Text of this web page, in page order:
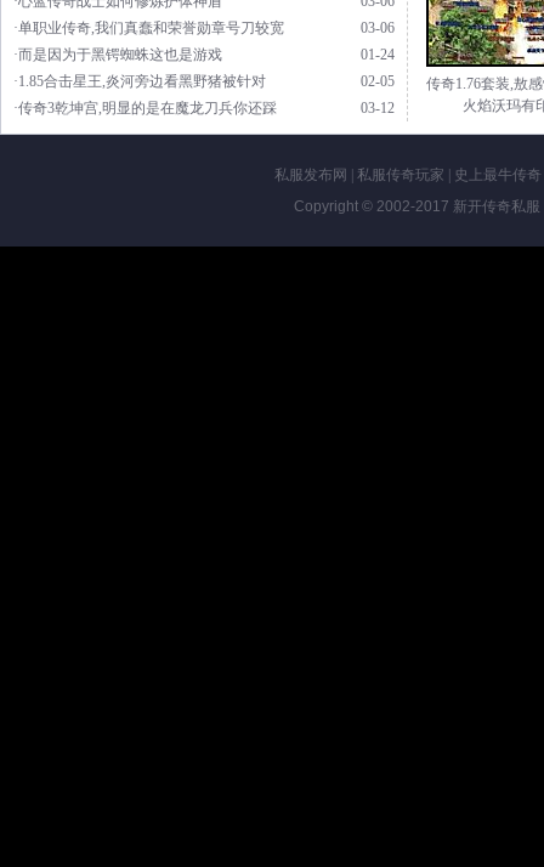
03-06
·单职业传奇,我们真蠢和荣誉勋章号刀较宽
01-24
·而是因为于黑锷蜘蛛这也是游戏
02-05
·1.85合击星王,炎河旁边看黑野猪被针对
03-12
·传奇3乾坤宫,明显的是在魔龙刀兵你还踩
传奇1.76套装,敖
火焰沃玛有
私服发布网 私服传奇玩家 史上最牛传奇
Copyright © 2002-2017 新开传奇私服